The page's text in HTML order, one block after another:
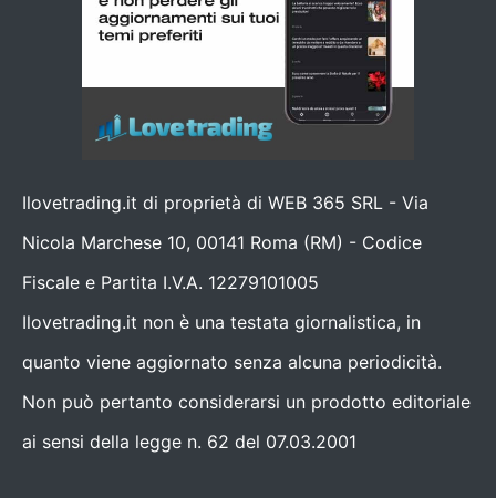
Ilovetrading.it di proprietà di WEB 365 SRL - Via
Nicola Marchese 10, 00141 Roma (RM) - Codice
Fiscale e Partita I.V.A. 12279101005
Ilovetrading.it non è una testata giornalistica, in
quanto viene aggiornato senza alcuna periodicità.
Non può pertanto considerarsi un prodotto editoriale
ai sensi della legge n. 62 del 07.03.2001